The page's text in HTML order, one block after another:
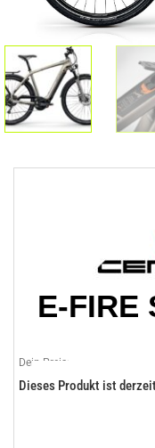
E-FIRE
Dein Preis:
Dieses Produkt ist